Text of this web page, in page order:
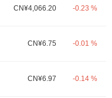
CN¥4,066.20 -0.23 %
CN¥6.75 -0.01 %
CN¥6.97 -0.14 %